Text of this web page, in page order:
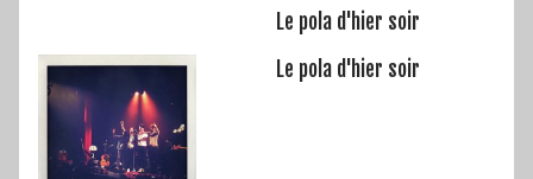
Le pola d'hier soir
Le pola d'hier soir